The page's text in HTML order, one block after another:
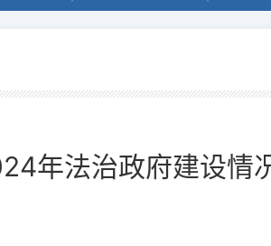
年法治政府建设情